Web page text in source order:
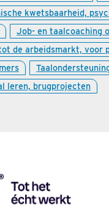
kwetsbaarheid,
Job- en taalcoaching
de arbeidsmarkt, voor
leren, brugprojecten